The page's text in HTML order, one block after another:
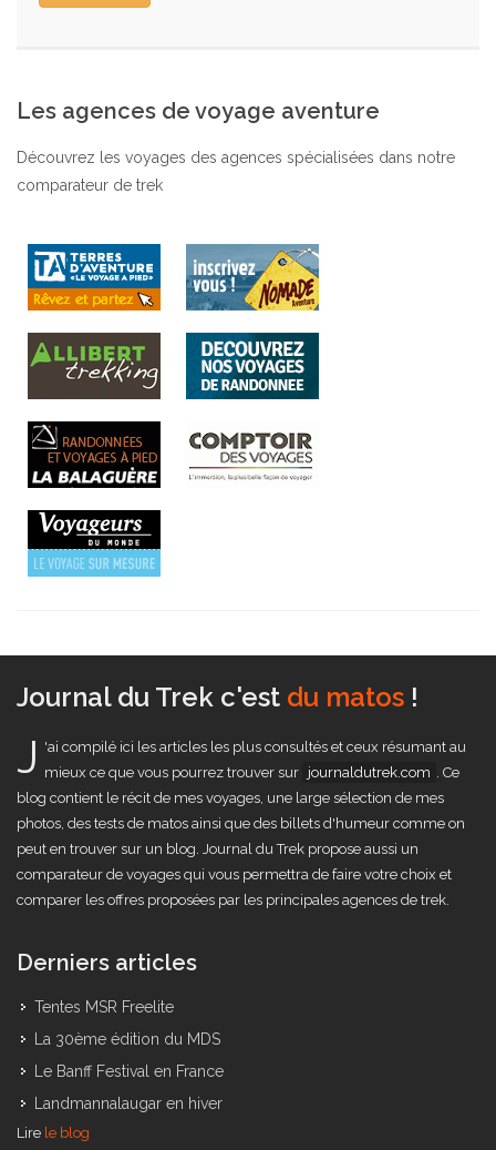
Les agences de voyage aventure
Découvrez les voyages des agences spécialisées dans notre
comparateur de trek
Journal du Trek c'est du matos !
J 'ai compilé ici les articles les plus consultés et ceux résumant au
mieux ce que vous pourrez trouver sur journaldutrek.com
. Ce
blog contient le récit de mes voyages, une large sélection de mes
photos, des tests de matos ainsi que des billets d'humeur comme on
peut en trouver sur un blog. Journal du Trek propose aussi un
comparateur de voyages qui vous permettra de faire votre choix et
comparer les offres proposées par les principales agences de trek.
Derniers articles
Tentes MSR Freelite
La 30ème édition du MDS
Le Banff Festival en France
Landmannalaugar en hiver
Lire le blog